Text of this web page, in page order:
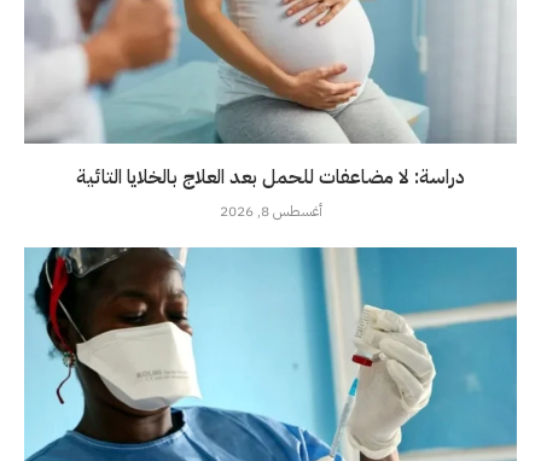
دراسة: لا مضاعفات للحمل بعد العلاج بالخلايا التائية
أغسطس 8, 2026